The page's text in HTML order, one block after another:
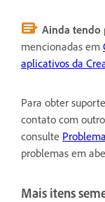
Ainda tendo
mencionadas em
aplicativos da
Para obter
contato com
consulte
problemas em
Mais itens